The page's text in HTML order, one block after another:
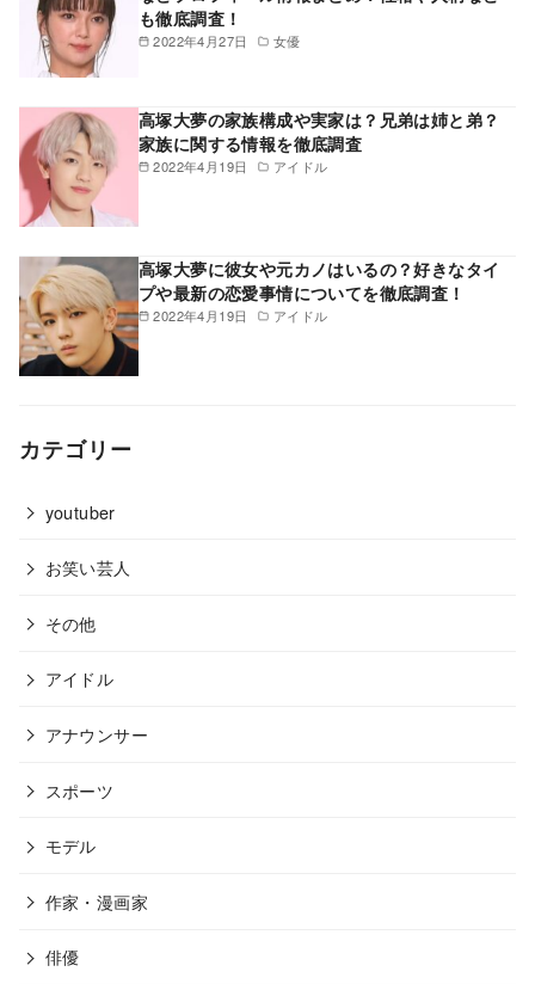
2022年4月27日 女優
も徹底調査！
2022年4月19日 アイドル
高塚大夢の家族構成や実家は？兄弟は姉と弟？
家族に関する情報を徹底調査
2022年4月19日 アイドル
高塚大夢に彼女や元カノはいるの？好きなタイ
プや最新の恋愛事情についてを徹底調査！
カテゴリー
youtuber
お笑い芸人
その他
アイドル
アナウンサー
スポーツ
モデル
作家・漫画家
俳優